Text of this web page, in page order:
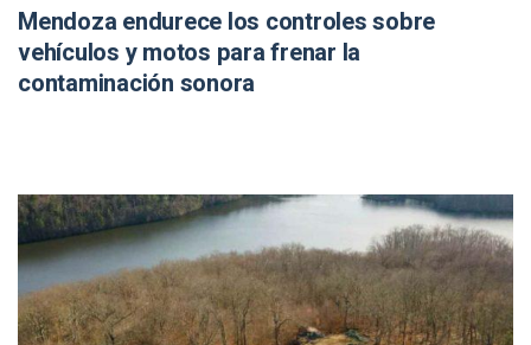
Mendoza endurece los controles sobre
vehículos y motos para frenar la
contaminación sonora